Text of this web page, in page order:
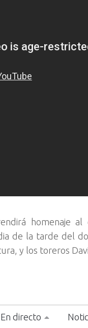
homenaje
de la tarde del
y los toreros
En directo